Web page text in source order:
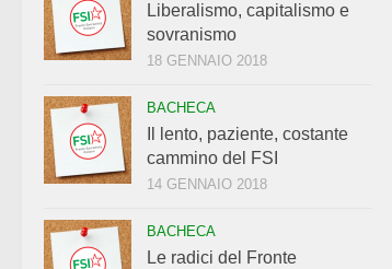
Liberalismo, capitalismo e
sovranismo
18 GENNAIO 2018
BACHECA
Il lento, paziente, costante
cammino del FSI
14 GENNAIO 2018
BACHECA
Le radici del Fronte